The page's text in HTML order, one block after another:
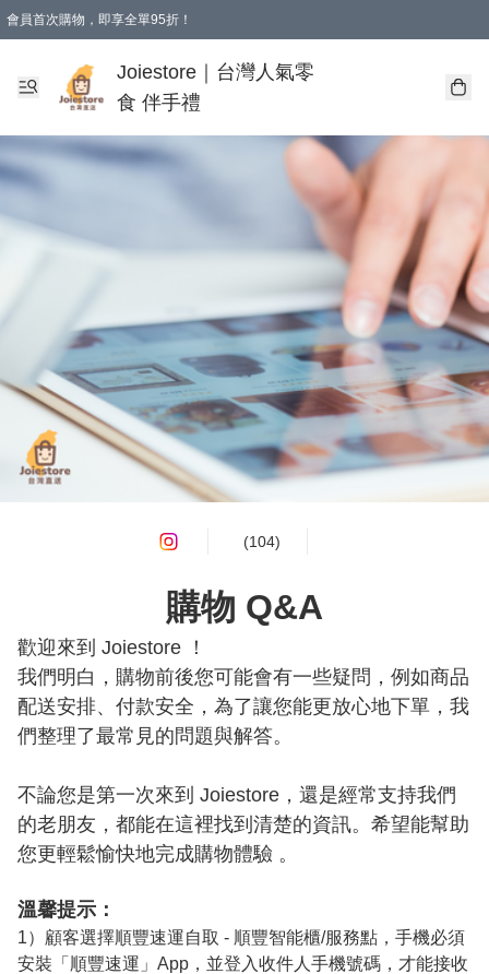
會員首次購物，即享全單95折！
購物滿 HKD 350.00即享免運費優惠！（適用於 本地送貨、本地取貨 )
Joiestore｜台灣人氣零
食 伴手禮
(104)
購物 Q&A
歡迎來到 Joiestore ！
我們明白，購物前後您可能會有一些疑問，例如商品
配送安排、付款安全，為了讓您能更放心地下單，我
們整理了最常見的問題與解答。
不論您是第一次來到 Joiestore，還是經常支持我們
的老朋友，都能在這裡找到清楚的資訊。希望能幫助
您更輕鬆愉快地完成購物體驗 。
溫馨提示：
1）顧客選擇順豐速運自取 - 順豐智能櫃/服務點，手機必須
安裝「順豐速運」App，並登入收件人手機號碼，才能接收